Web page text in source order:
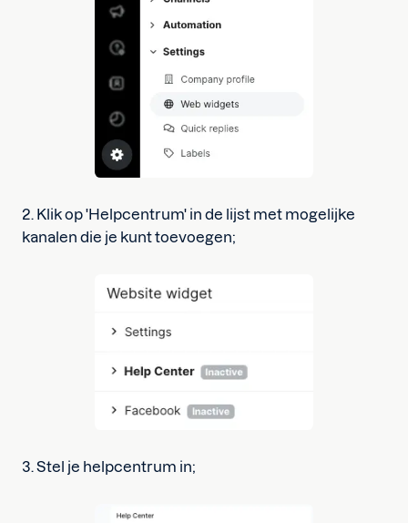
2. Klik op 'Helpcentrum' in de lijst met mogelijke
kanalen die je kunt toevoegen;
3. Stel je helpcentrum in;